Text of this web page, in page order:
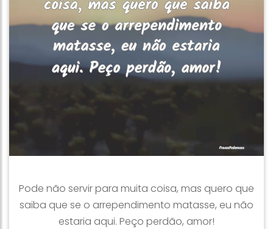
Pode não servir para muita coisa, mas quero que
saiba que se o arrependimento matasse, eu não
estaria aqui. Peço perdão, amor!